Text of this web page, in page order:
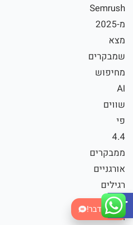
Open toolbar
בואו נדבר!
Semrush
מ-2025
מצא
שמבקרים
מחיפוש
AI
שווים
פי
4.4
ממבקרים
אורגניים
רגילים
מבחינת
המרה.